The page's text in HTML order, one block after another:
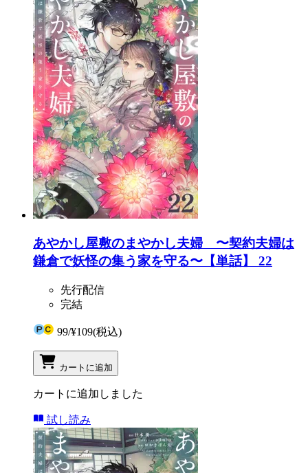
あやかし屋敷のまやかし夫婦 〜契約夫婦は
鎌倉で妖怪の集う家を守る〜【単話】 22
先行配信
完結
99/¥109(税込)
カートに追加
カートに追加しました
試し読み